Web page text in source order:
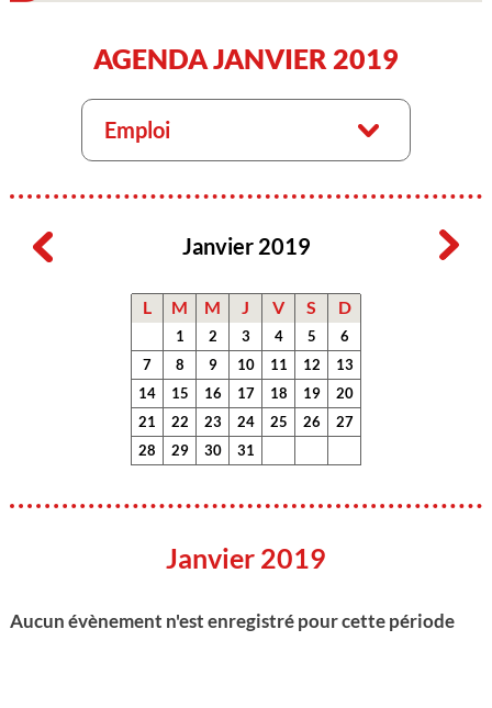
AGENDA JANVIER 2019
Emploi
Janvier 2019
L M M J V S D
1 2 3 4 5
6
7
8 9 10 11 12
13
14
15 16 17 18 19
20
21
22 23 24 25 26
27
28
29 30 31
Janvier 2019
Aucun évènement n'est enregistré pour cette période